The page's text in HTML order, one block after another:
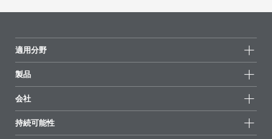
適用分野
製品
全製品
ハイライト
会社
ニュース
持続可能性